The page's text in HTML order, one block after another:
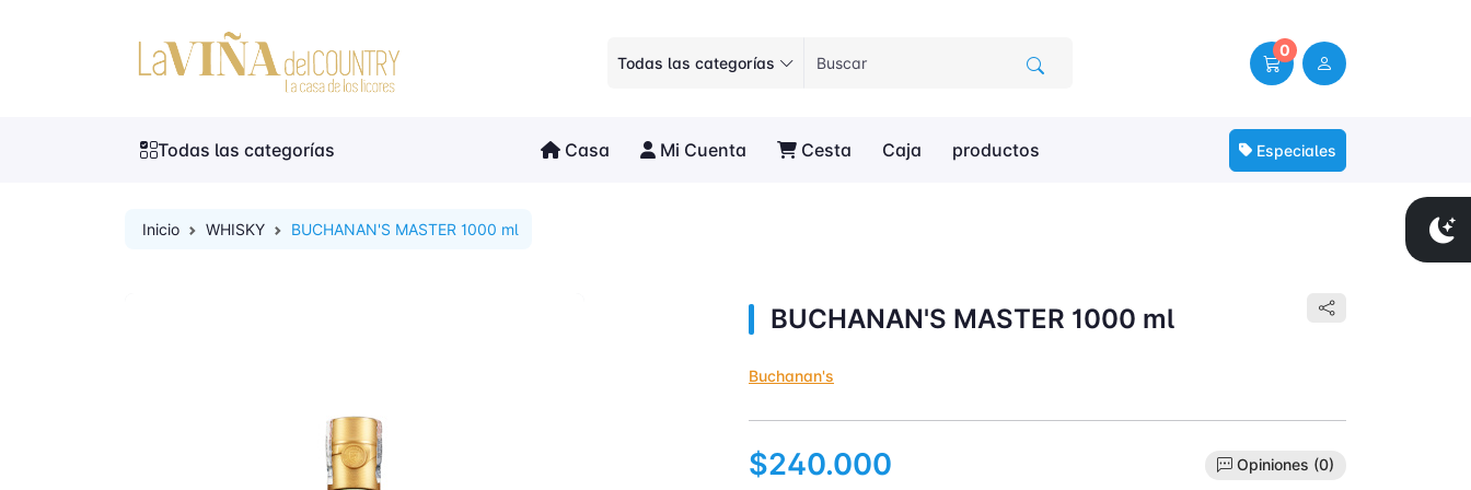
Todas las categorías
0
Todas las categorías Casa Mi Cuenta Cesta Caja productos Especiales
Inicio WHISKY BUCHANAN'S MASTER 1000 ml
BUCHANAN'S MASTER 1000 ml
Buchanan's
$240.000 Opiniones (0)